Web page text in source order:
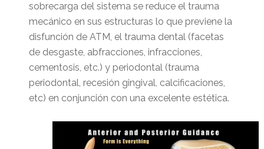
sobrecarga del sistema se reduce el trauma
mecánico en sus estructuras lo que previene la
disfunción de ATM, el trauma dental (facetas
de desgaste, abfracciones, infracciones,
cementosis, etc.) y periodontal (trauma
periodontal, recesión gingival, calcificaciones,
etc) en conjunción con una excelente estética.